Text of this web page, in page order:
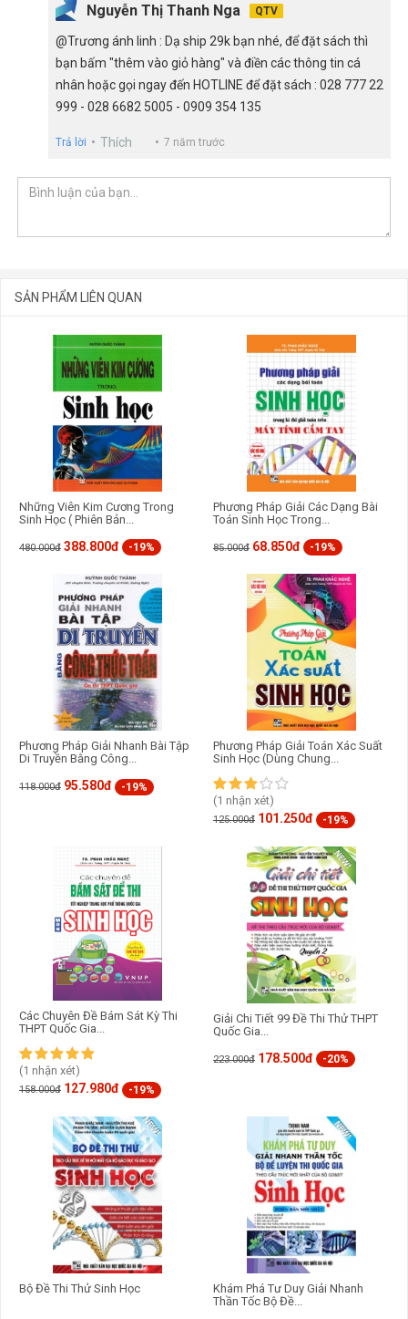
Nguyễn Thị Thanh Nga QTV
@Trương ánh linh : Dạ ship 29k bạn nhé, để đặt sách thì
bạn bấm "thêm vào giỏ hàng" và điền các thông tin cá
nhân hoặc gọi ngay đến HOTLINE để đặt sách : 028 777 22
999 - 028 6682 5005 - 0909 354 135
Trả lời Thích 7 năm trước
GỬI BÌNH LUẬN
SẢN PHẨM LIÊN QUAN
Những Viên Kim Cương Trong
Sinh Học ( Phiên Bản...
480.000đ 388.800đ -19%
Phương Pháp Giải Các Dạng Bài
Toán Sinh Học Trong...
85.000đ 68.850đ -19%
Phương Pháp Giải Nhanh Bài Tập
Di Truyền Bằng Công...
118.000đ 95.580đ -19%
Phương Pháp Giải Toán Xác Suất
Sinh Học (Dùng Chung...
(1 nhận xét)
125.000đ 101.250đ -19%
Các Chuyên Đề Bám Sát Kỳ Thi
THPT Quốc Gia...
(1 nhận xét)
158.000đ 127.980đ -19%
Giải Chi Tiết 99 Đề Thi Thử THPT
Quốc Gia...
223.000đ 178.500đ -20%
Bộ Đề Thi Thử Sinh Học
Khám Phá Tư Duy Giải Nhanh
Thần Tốc Bộ Đề...